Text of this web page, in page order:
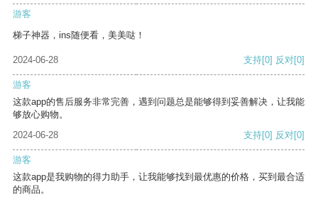
游客
梯子神器，ins随便看，美美哒！
2024-06-28 支持[0] 反对[0]
游客
这款app的售后服务非常完善，遇到问题总是能够得到妥善解决，让我能
够放心购物。
2024-06-28
支持[0] 反对[0]
游客
这款app是我购物的得力助手，让我能够找到最优惠的价格，买到最合适
的商品。